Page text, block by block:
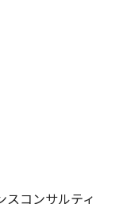
スコンサルティ